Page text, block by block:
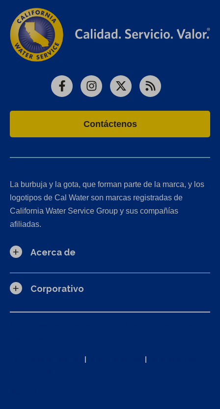
FacebookInstagram
X RSS
Contáctenos
La burbuja y la gota, que forman parte de la marca, y los
logotipos de Cal Water son marcas registradas de
California Water Service Group y sus compañías
afiliadas.
Acerca de
Corporativo
| |